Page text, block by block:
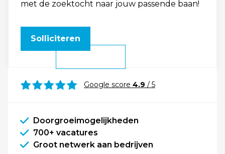
met de zoektocht naar jouw passende baan!
Solliciteren
Google score 4.9 / 5
Doorgroeimogelijkheden
700+ vacatures
Groot netwerk aan bedrijven